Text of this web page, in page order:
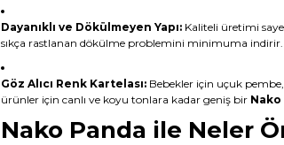
Dayanıklı ve Dökülmeyen Yapı: Kaliteli üretimi
sıkça rastlanan dökülme problemini minimuma indirir.
Göz Alıcı Renk Kartelası: Bebekler için uçuk
ürünler için canlı ve koyu tonlara kadar geniş bir
Nako Panda ile Neler